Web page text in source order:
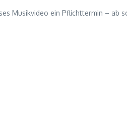
Musikvideo ein Pflichttermin – ab